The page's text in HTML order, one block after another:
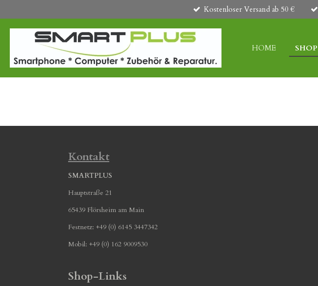
Hauptinhalt
springen
Kostenloser Versand ab 50 €
HOME SHOP
Kontakt
SMARTPLUS
Hauptstraße 21
65439 Flörsheim am Main
Festnetz: +49 (0) 6145 3447342
Mobil: +49 (0) 162 9009530
Shop-Links